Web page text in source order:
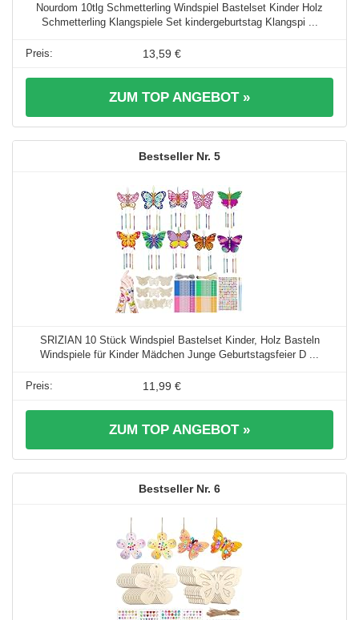
Nourdom 10tlg Schmetterling Windspiel Bastelset Kinder Holz
Schmetterling Klangspiele Set kindergeburtstag Klangspi ...
13,59 €
ZUM TOP ANGEBOT »
5
SRIZIAN 10 Stück Windspiel Bastelset Kinder, Holz Basteln
Windspiele für Kinder Mädchen Junge Geburtstagsfeier D ...
11,99 €
ZUM TOP ANGEBOT »
6